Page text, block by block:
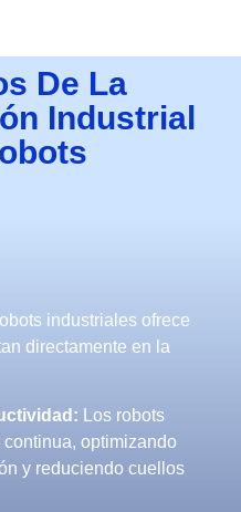
De La
Industrial
industriales ofrece
directamente en la
Los robots
optimizando
y reduciendo cuellos